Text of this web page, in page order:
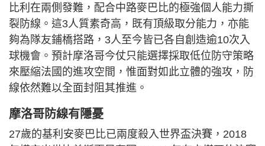
比利在兩側發難，配合中路麥巴比的極強個人能力撕
裂防線。這3人質素奇高，既有頂級取分能力，亦能
夠為隊友鋪橋搭路，3人至今皆已各自創造逾10次入
球機會。預計摩洛哥今仗只能選擇採取低位防守策略
來壓縮法國的進攻空間，惟面對如此立體的強攻，防
線依然難以全面封阻其推進。
摩洛哥防線有隱憂
27歲的基利安麥巴比已兩度殺入世界盃決賽，2018